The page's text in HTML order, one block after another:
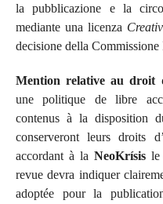
la pubblicazione e la
mediante una licenza
decisione della Commissione
Mention relative au droit
une politique de libre
contenus à la disposition
conserveront leurs droits
accordant à la NeoKrísisle
revue devra indiquer
adoptée pour la